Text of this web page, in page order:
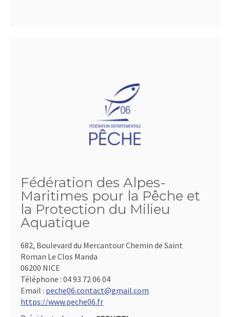
Fédération des Alpes-
Maritimes pour la Pêche et
la Protection du Milieu
Aquatique
682, Boulevard du Mercantour Chemin de Saint
Roman Le Clos Manda
06200 NICE
Téléphone : 04 93 72 06 04
Email : peche06.contact@gmail.com
https://www.peche06.fr